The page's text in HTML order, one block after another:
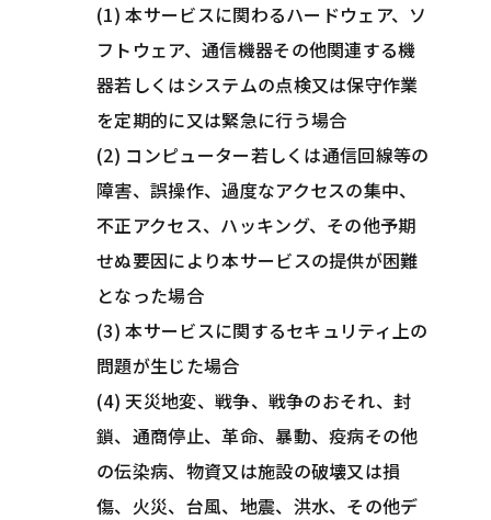
(1) 本サービスに関わるハードウェア、ソ
フトウェア、通信機器その他関連する機
器若しくはシステムの点検又は保守作業
を定期的に又は緊急に行う場合
(2) コンピューター若しくは通信回線等の
障害、誤操作、過度なアクセスの集中、
不正アクセス、ハッキング、その他予期
せぬ要因により本サービスの提供が困難
となった場合
(3) 本サービスに関するセキュリティ上の
問題が生じた場合
(4) 天災地変、戦争、戦争のおそれ、封
鎖、通商停止、革命、暴動、疫病その他
の伝染病、物資又は施設の破壊又は損
傷、火災、台風、地震、洪水、その他デ